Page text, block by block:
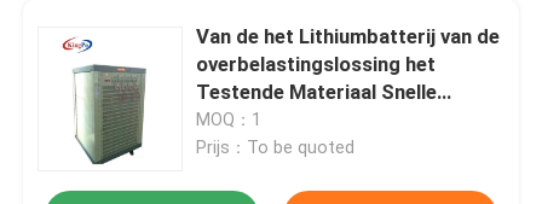
Van de het Lithiumbatterij van de
overbelastingslossing het
Testende Materiaal Snelle
Snelheid
MOQ：1
Prijs：To be quoted